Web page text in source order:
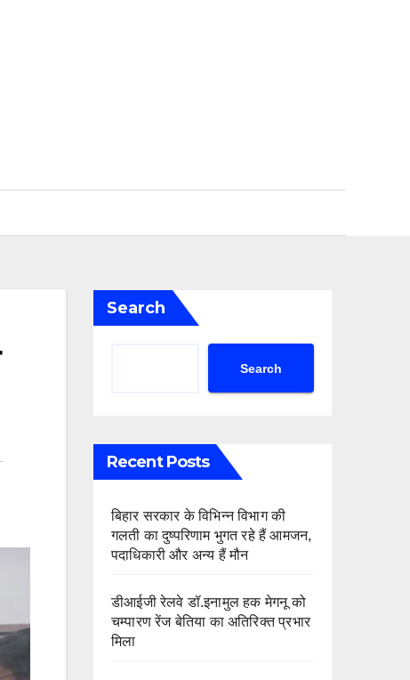
Search
Search
Recent Posts
बिहार सरकार के विभिन्न विभाग की
गलती का दुष्परिणाम भुगत रहे हैं आमजन,
पदाधिकारी और अन्य हैं मौन
डीआईजी रेलवे डॉ.इनामुल हक मेगनू को
चम्पारण रेंज बेतिया का अतिरिक्त प्रभार
मिला